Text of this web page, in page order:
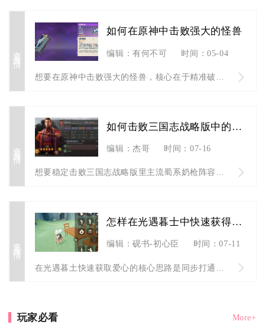
查看详情
如何在原神中击败强大的怪兽
编辑：有何不可 时间：05-04
查看详情
如何击败三国志战略版中的奶枪策略
编辑：杰哥 时间：07-16
想要稳定击败三国志战略版里主流蜀系奶枪阵容，核心打法围绕兵种...
查看详情
怎样在光遇暮士中快速获得爱心
编辑：砚书-初心臣 时间：07-11
玩家必看 More+